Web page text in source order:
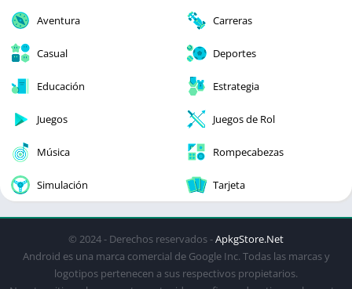
Aventura Carreras
Casual Deportes
Educación Estrategia
Juegos Juegos de Rol
Música Rompecabezas
Simulación Tarjeta
© 2024 - Derechos reservados -ApkgStore.Net
Android es una marca comercial de Google Inc. Todas las marcas y
logotipos pertenecen a sus respectivos propietarios.